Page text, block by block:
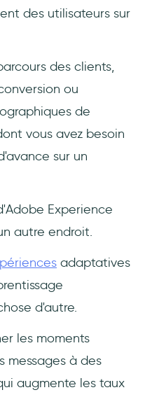
des utilisateurs sur
des clients,
ou
de
vous avez besoin
sur un
Experience
autre endroit.
adaptatives
d'autre.
les moments
messages à des
augmente les taux